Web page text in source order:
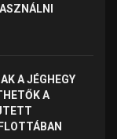
A JÉGHEGY
A